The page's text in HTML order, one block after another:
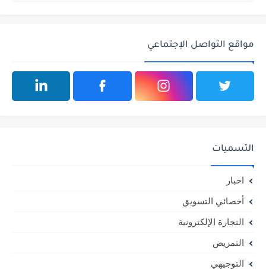
مواقع التواصل الإجتماعي
التسميات
اخبار
أخصائي التسويق
التجارة الإلكترونية
التمريض
التوجيهي